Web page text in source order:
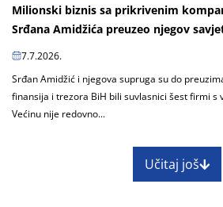
Milionski biznis sa prikrivenim
Srđana Amidžića preuzeo njegov
7.7.2026.
Srđan Amidžić i njegova supruga su do
finansija i trezora BiH bili suvlasnici šest firmi s
Većinu nije redovno...
Učitaj još